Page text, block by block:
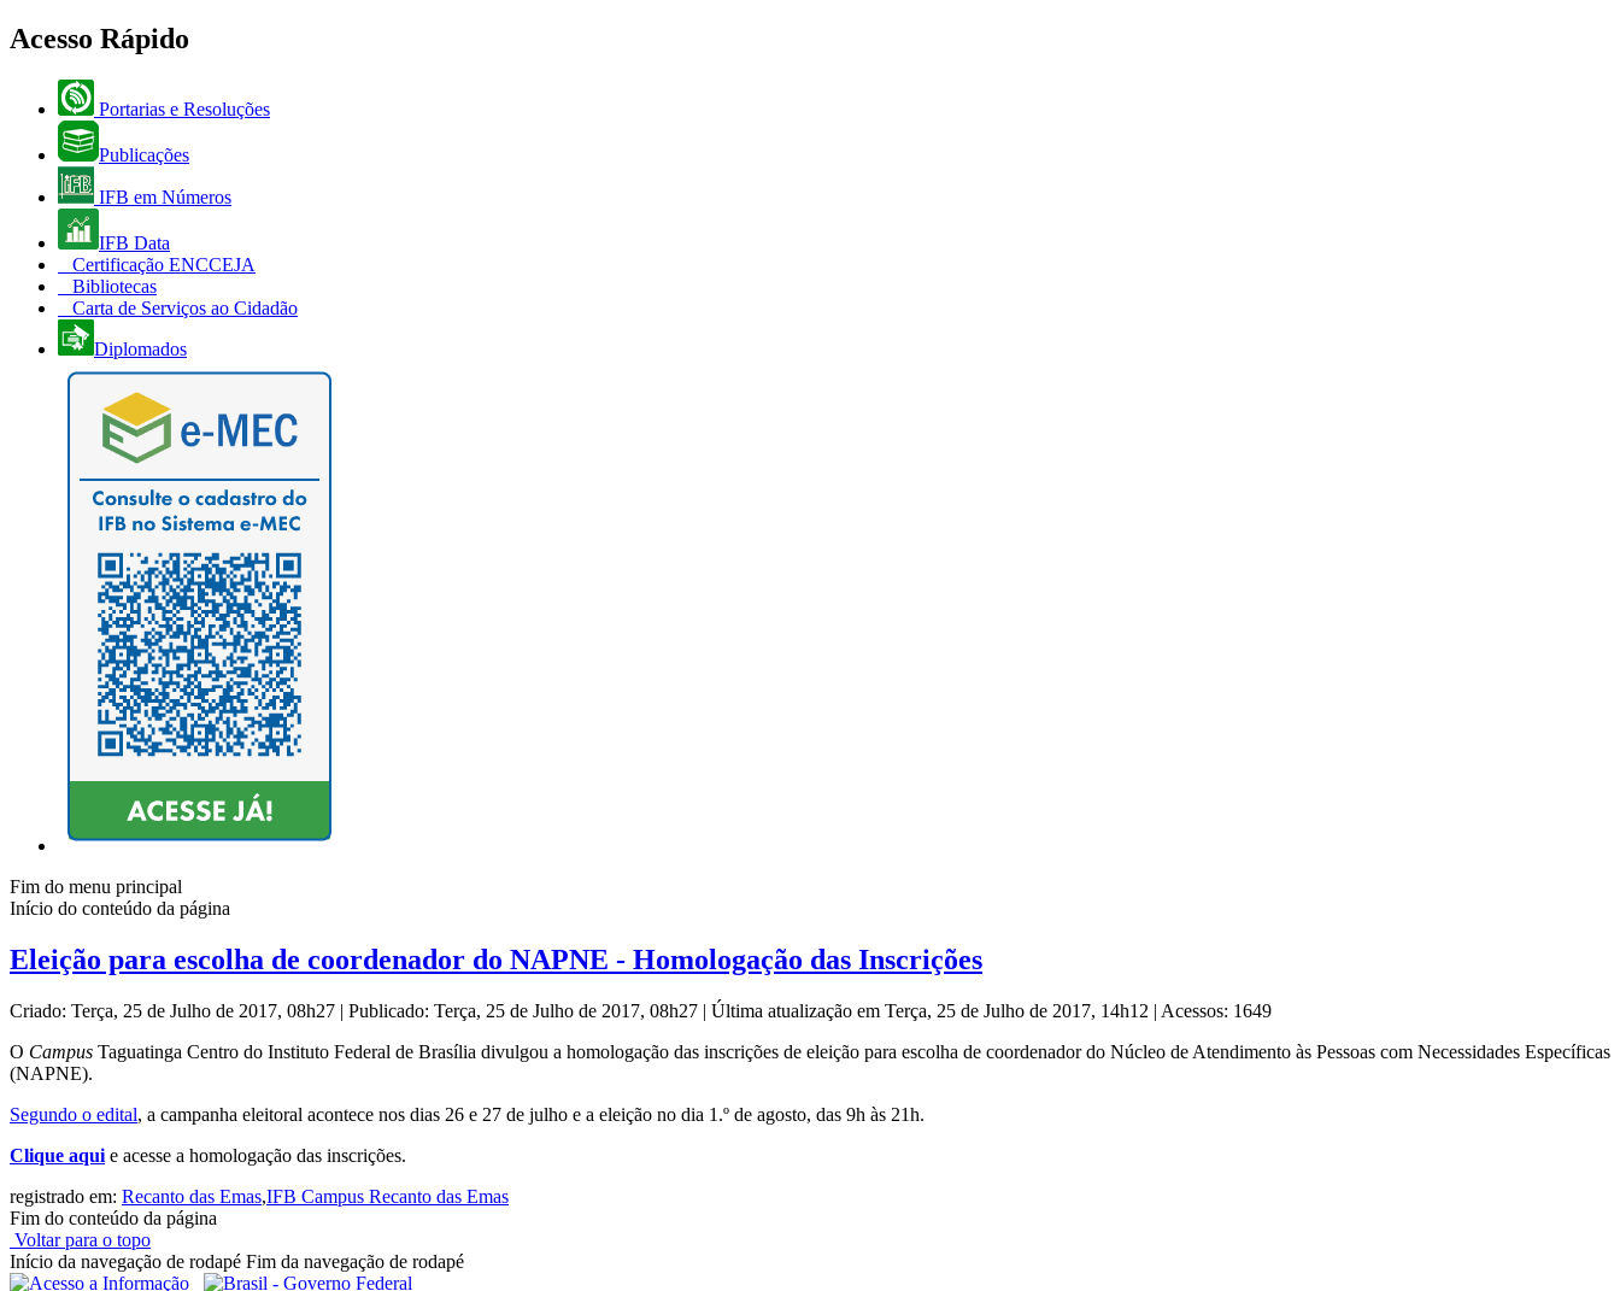
Acesso Rápido
Portarias e Resoluções
Publicações
IFB em Números
IFB Data
Certificação ENCCEJA
Bibliotecas
Carta de Serviços ao Cidadão
Diplomados
Fim do menu principal
Início do conteúdo da página
Eleição para escolha de coordenador do NAPNE - Homologação das Inscrições
Criado: Terça, 25 de Julho de 2017, 08h27 | Publicado: Terça, 25 de Julho de 2017, 08h27 | Última atualização em Terça, 25 de Julho de 2017, 14h12 | Acessos: 1649
O Campus Taguatinga Centro do Instituto Federal de Brasília divulgou a homologação das inscrições de eleição para escolha de coordenador do Núcleo de Atendimento às Pessoas com Necessidades Específicas
(NAPNE).
Segundo o edital, a campanha eleitoral acontece nos dias 26 e 27 de julho e a eleição no dia 1.º de agosto, das 9h às 21h.
Clique aqui e acesse a homologação das inscrições.
registrado em: Recanto das Emas,IFB Campus Recanto das Emas
Fim do conteúdo da página
Voltar para o topo
Início da navegação de rodapé Fim da navegação de rodapé